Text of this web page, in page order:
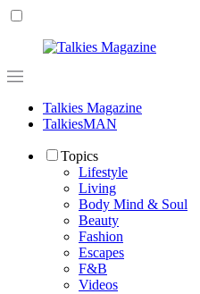
Talkies Magazine
TalkiesMAN
Topics
Lifestyle
Living
Body Mind & Soul
Beauty
Fashion
Escapes
F&B
Videos